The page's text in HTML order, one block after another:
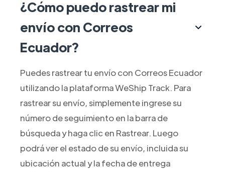
¿Cómo puedo rastrear mi
envío con Correos
Ecuador?
Puedes rastrear tu envío con Correos Ecuador
utilizando la plataforma WeShip Track. Para
rastrear su envío, simplemente ingrese su
número de seguimiento en la barra de
búsqueda y haga clic en Rastrear. Luego
podrá ver el estado de su envío, incluida su
ubicación actual y la fecha de entrega